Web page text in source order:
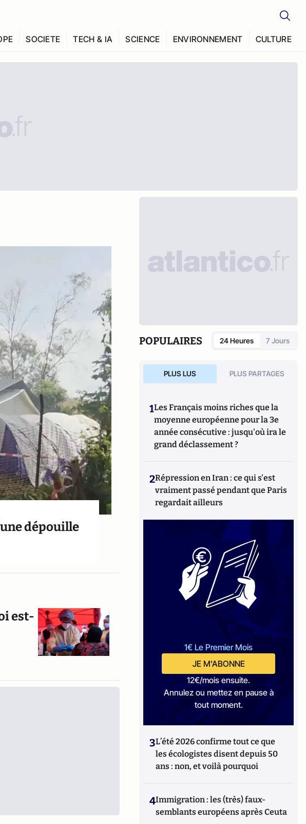
SOCIETE TECH & IA SCIENCE ENVIRONNEMENT CULTURE
dépouille
est-
POPULAIRES 24 Heures 7 Jours
PLUS LUS PLUS PARTAGES
1Les Français moins riches que la
moyenne européenne pour la 3e
année consécutive : jusqu'où ira le
grand déclassement ?
2Répression en Iran : ce qui s'est
vraiment passé pendant que Paris
regardait ailleurs
1€ Le Premier Mois
JE M'ABONNE
12€/mois ensuite.
Annulez ou mettez en pause à
tout moment.
3L’été 2026 confirme tout ce que
les écologistes disent depuis 50
ans : non, et voilà pourquoi
4Immigration : les (très) faux-
semblants européens après Ceuta